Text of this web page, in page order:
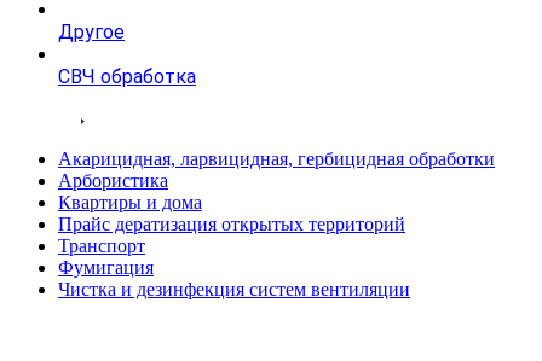
Другое
СВЧ обработка
Акарицидная, ларвицидная, гербицидная обработки
Арбористика
Квартиры и дома
Прайс дератизация открытых территорий
Транспорт
Фумигация
Чистка и дезинфекция систем вентиляции